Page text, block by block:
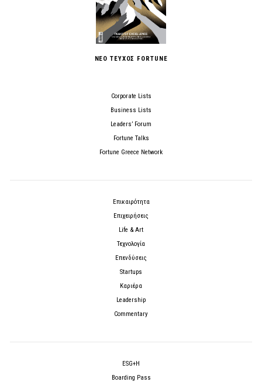
ΝΕΟ ΤΕΥΧΟΣ FORTUNE
Corporate Lists
Business Lists
Leaders’ Forum
Fortune Talks
Fortune Greece Network
Επικαιρότητα
Επιχειρήσεις
Life & Art
Τεχνολογία
Επενδύσεις
Startups
Καριέρα
Leadership
Commentary
ESG+H
Boarding Pass